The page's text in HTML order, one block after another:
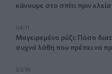
κάνουμε στο σπίτι πριν
04:11
Μαγειρεμένο ρύζι: Πόσο
συχνά λάθη που πρέπει να
03:16